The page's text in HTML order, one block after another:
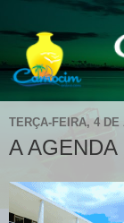
TERÇA-FEIRA, 4 DE
A